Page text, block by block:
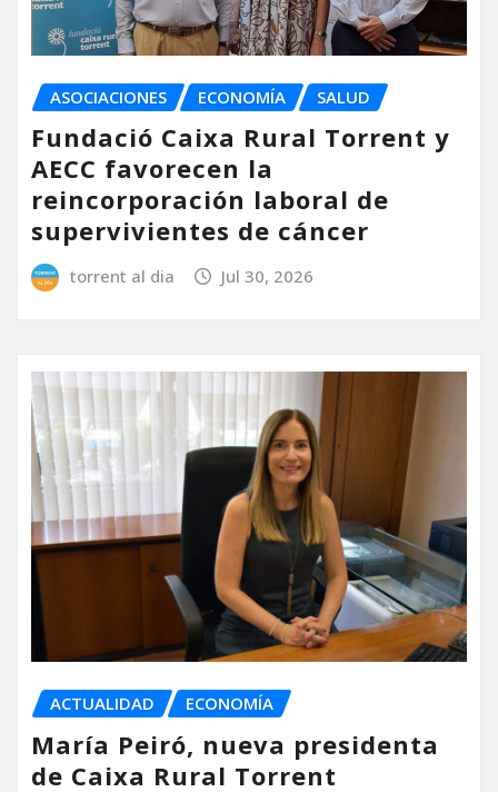
ASOCIACIONES ECONOMÍA SALUD
Fundació Caixa Rural Torrent y
AECC favorecen la
reincorporación laboral de
supervivientes de cáncer
torrent al dia Jul 30, 2026
ACTUALIDAD ECONOMÍA
María Peiró, nueva presidenta
de Caixa Rural Torrent